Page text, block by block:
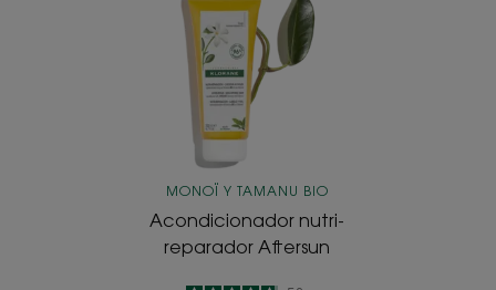
reparador
Aftersun
MONOÏ Y TAMANU BIO
Acondicionador nutri-
reparador Aftersun